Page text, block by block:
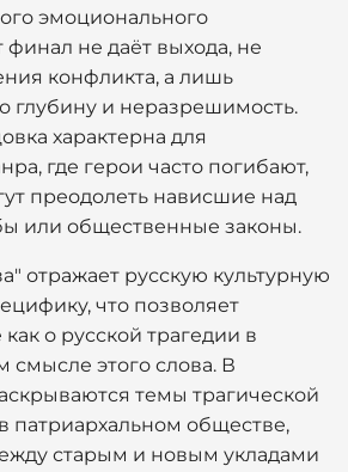
эмоционального
финал не даёт выхода, не
конфликта, а лишь
глубину и неразрешимость.
характерна для
где герои часто погибают,
преодолеть нависшие над
или общественные законы.
отражает русскую культурную
что позволяет
о русской трагедии в
смысле этого слова. В
темы трагической
обществе,
старым и новым укладами